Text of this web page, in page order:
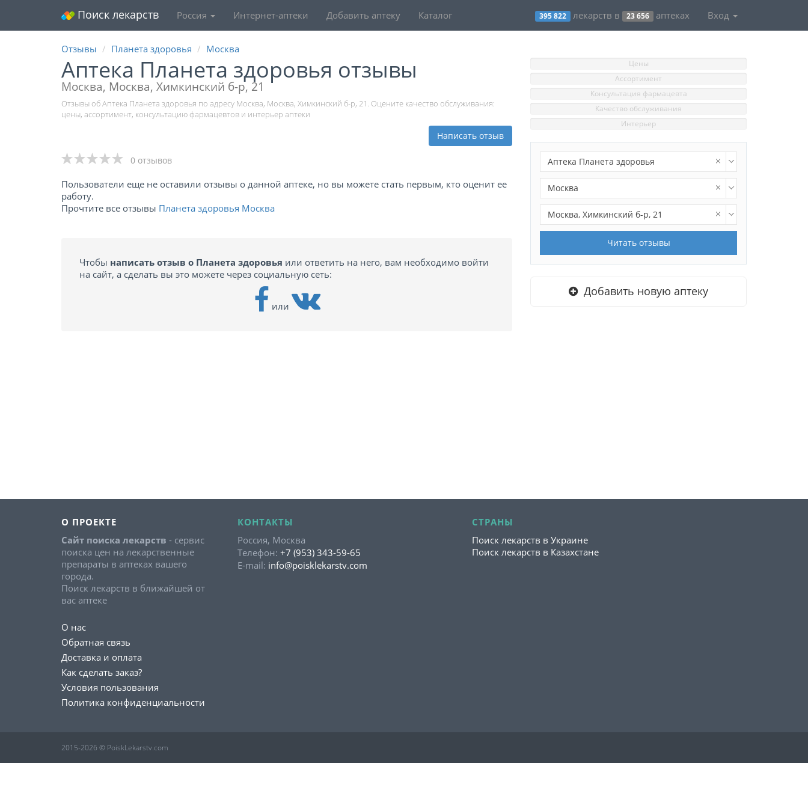
Поиск лекарств Россия Интернет-аптеки Добавить аптеку Каталог 395 822 лекарств в 23 656 аптеках Вход
Отзывы Планета здоровья Москва
Аптека Планета здоровья отзывы
Москва, Москва, Химкинский б-р, 21
Отзывы об Аптека Планета здоровья по адресу Москва, Москва, Химкинский б-р, 21. Оцените качество обслуживания:
цены, ассортимент, консультацию фармацевтов и интерьер аптеки
Написать отзыв
0 отзывов
Пользователи еще не оставили отзывы о данной аптеке, но вы можете стать первым, кто оценит ее
работу.
Прочтите все отзывы Планета здоровья Москва
Чтобы написать отзыв о Планета здоровья или ответить на него, вам необходимо войти
на сайт, а сделать вы это можете через социальную сеть:
или
Цены
Ассортимент
Консультация фармацевта
Качество обслуживания
Интерьер
Аптека Планета здоровья
Москва
Москва, Химкинский б-р, 21
Читать отзывы
Добавить новую аптеку
О ПРОЕКТЕ
Сайт поиска лекарств - сервис
поиска цен на лекарственные
препараты в аптеках вашего
города.
Поиск лекарств в ближайшей от
вас аптеке
О нас
Обратная связь
Доставка и оплата
Как сделать заказ?
Условия пользования
Политика конфиденциальности
КОНТАКТЫ
Россия, Москва
Телефон: +7 (953) 343-59-65
E-mail: info@poisklekarstv.com
СТРАНЫ
Поиск лекарств в Украине
Поиск лекарств в Казахстане
2015-2026 © PoiskLekarstv.com